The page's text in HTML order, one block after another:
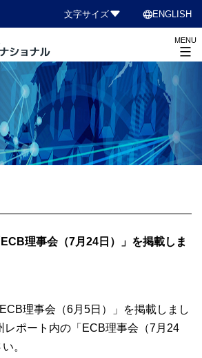
文字サイズ languageENGLISH
MENU
理事会（7月24日）」を掲載しま
理事会（6月5日）」を掲載しまし
レポート内の「ECB理事会（7月24
。